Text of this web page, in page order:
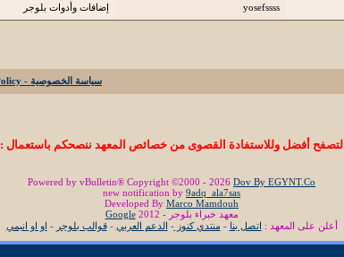
yosefssss إضافات وأدوات بلوجر
سياسة الخصوصية - Privacy-Policy
لتصفح أفضل وللاستفادة القصوى من خصائص المعهد ننصحكم باستعمال :
Powered by vBulletin® Copyright ©2000 - 2026 Dov By EGYNT.Co
new notification by 9adq_ala7sas
Developed By Marco Mamdouh
معهد خبراء بلوجر - 2012
Google
أعلن على المعهد : اتصل بنا - منتدي كنوز- الدعم العربي -قوالب بلوجر - او او انيمي